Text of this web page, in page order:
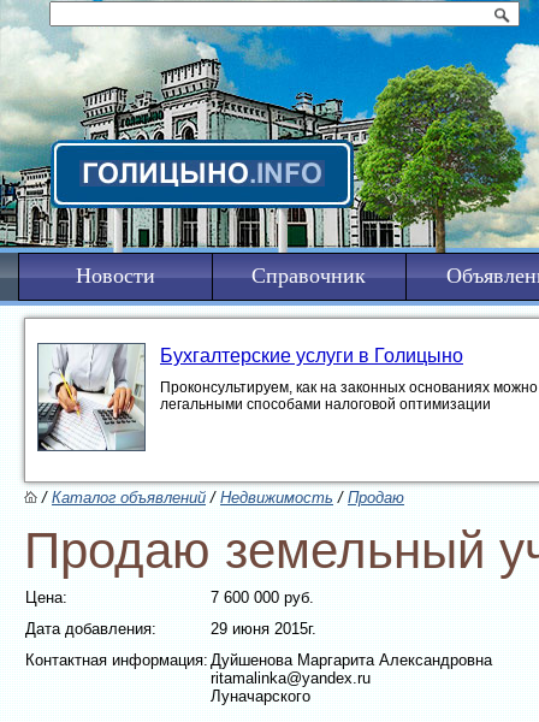
Новости Справочник
Бухгалтерские услуги в Голицыно
Проконсультируем, как на законных основаниях
легальными способами налоговой оптимизации
/Каталог объявлений/Недвижимость/Продаю
Продаю земельный
Цена:
7 600 000 руб.
Дата добавления:
29 июня 2015г.
Контактная информация:Дуйшенова Маргарита Александровна
ritamalinka@yandex.ru
Луначарского